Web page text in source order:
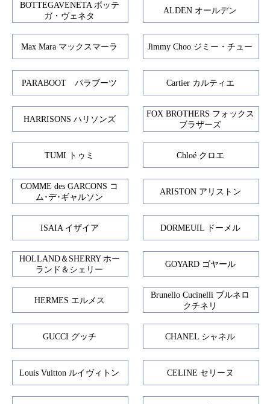
BOTTEGAVENETA ボッテ
ガ・ヴェネタ
ALDEN オールデン
Max Mara マックスマーラ Jimmy Choo ジミー・チュー
PARABOOT パラブーツ Cartier カルティエ
HARRISONS ハリソンズ
FOX BROTHERS フォックス
ブラザーズ
TUMI トゥミ Chloé クロエ
COMME des GARCONS コ
ム･デ･ギャルソン
ARISTON アリストン
ISAIA イザイア DORMEUIL ドーメル
HOLLAND＆SHERRY ホー
ランド＆シェリー
GOYARD ゴヤール
HERMES エルメス
Brunello Cucinelli ブルネロ
クチネリ
GUCCI グッチ CHANEL シャネル
Louis Vuitton ルイヴィトン CELINE セリーヌ